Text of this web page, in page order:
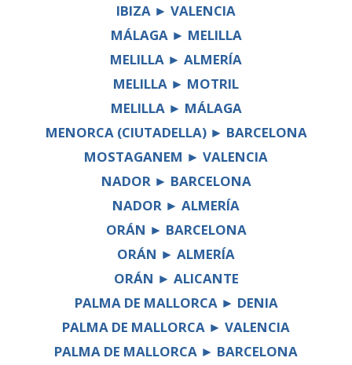
IBIZA ► VALENCIA
MÁLAGA ► MELILLA
MELILLA ► ALMERÍA
MELILLA ► MOTRIL
MELILLA ► MÁLAGA
MENORCA (CIUTADELLA) ► BARCELONA
MOSTAGANEM ► VALENCIA
NADOR ► BARCELONA
NADOR ► ALMERÍA
ORÁN ► BARCELONA
ORÁN ► ALMERÍA
ORÁN ► ALICANTE
PALMA DE MALLORCA ► DENIA
PALMA DE MALLORCA ► VALENCIA
PALMA DE MALLORCA ► BARCELONA